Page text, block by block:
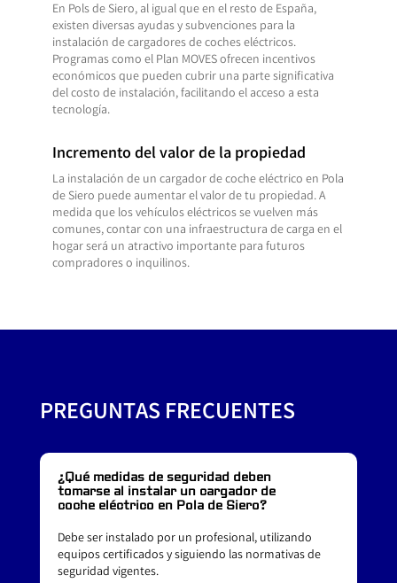
En Pols de Siero, al igual que en el resto de España,
existen diversas ayudas y subvenciones para la
instalación de cargadores de coches eléctricos.
Programas como el Plan MOVES ofrecen incentivos
económicos que pueden cubrir una parte significativa
del costo de instalación, facilitando el acceso a esta
tecnología.
Incremento del valor de la propiedad
La instalación de un cargador de coche eléctrico en Pola
de Siero puede aumentar el valor de tu propiedad. A
medida que los vehículos eléctricos se vuelven más
comunes, contar con una infraestructura de carga en el
hogar será un atractivo importante para futuros
compradores o inquilinos.
PREGUNTAS FRECUENTES
¿Qué medidas de seguridad deben
tomarse al instalar un cargador de
coche eléctrico en Pola de Siero?
Debe ser instalado por un profesional, utilizando
equipos certificados y siguiendo las normativas de
seguridad vigentes.